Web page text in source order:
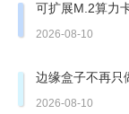
可扩展M.2算力
与行业现状
2026-08-10
边缘盒子不再只
2026-08-10